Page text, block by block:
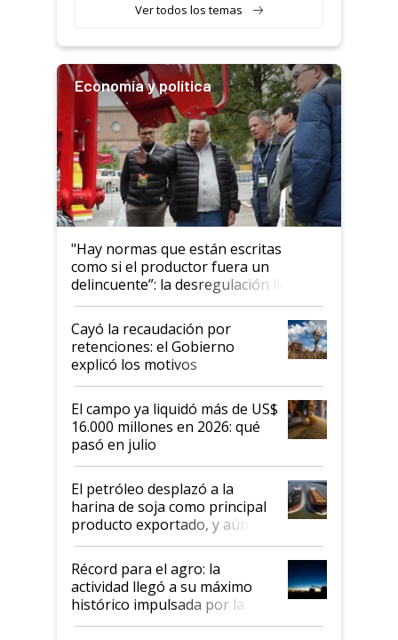
Ver todos los temas
Economía y política
"Hay normas que están escritas
como si el productor fuera un
delincuente”: la desregulación llegó
al Congreso Aapresid y hasta se
habló del financiamiento al IPCVA
Cayó la recaudación por
retenciones: el Gobierno
explicó los motivos
El campo ya liquidó más de US$
16.000 millones en 2026: qué
pasó en julio
El petróleo desplazó a la
harina de soja como principal
producto exportado, y aún así
el agro aportó casi seis de cada
diez dólares y sostuvo el
liderazgo en un semestre
récord
Récord para el agro: la
actividad llegó a su máximo
histórico impulsada por la
cosecha y las exportaciones